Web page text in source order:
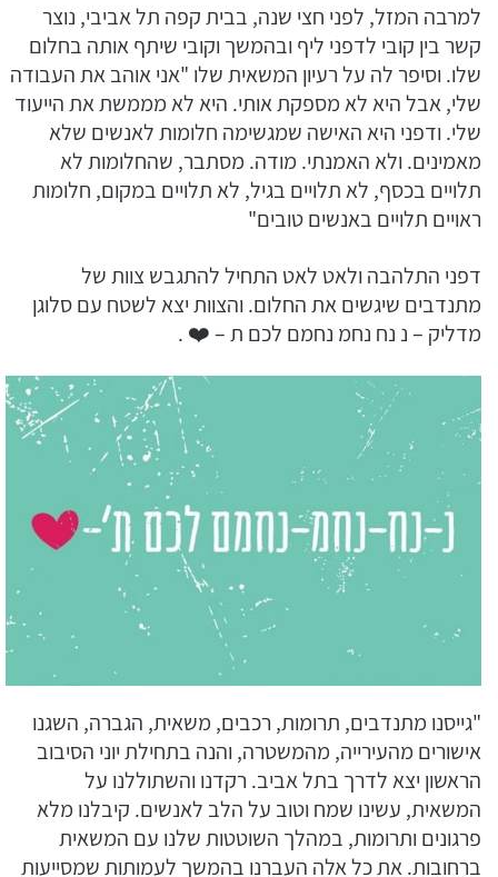
למרבה המזל, לפני חצי שנה, בבית קפה תל אביבי, נוצר
קשר בין קובי לדפני ליף ובהמשך וקובי שיתף אותה בחלום
שלו. וסיפר לה על רעיון המשאית שלו "אני אוהב את העבודה
שלי, אבל היא לא מספקת אותי. היא לא מממשת את הייעוד
שלי. ודפני היא האישה שמגשימה חלומות לאנשים שלא
מאמינים. ולא האמנתי. מודה. מסתבר, שהחלומות לא
תלויים בכסף, לא תלויים בגיל, לא תלויים במקום, חלומות
ראויים תלויים באנשים טובים"
דפני התלהבה ולאט לאט התחיל להתגבש צוות של
מתנדבים שיגשים את החלום. והצוות יצא לשטח עם סלוגן
מדליק – נ נח נחמ נחמם לכם ת – ❤️ .
"גייסנו מתנדבים, תרומות, רכבים, משאית, הגברה, השגנו
אישורים מהעירייה, מהמשטרה, והנה בתחילת יוני הסיבוב
הראשון יצא לדרך בתל אביב. רקדנו והשתוללנו על
המשאית, עשינו שמח וטוב על הלב לאנשים. קיבלנו מלא
פרגונים ותרומות, במהלך השוטטות שלנו עם המשאית
ברחובות. את כל אלה העברנו בהמשך לעמותות שמסייעות